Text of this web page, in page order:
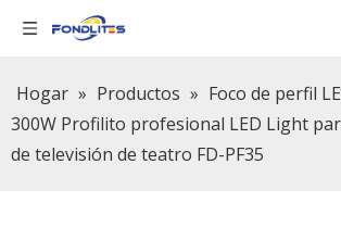
Hogar » Productos » Foco de perfil
300W Profilito profesional LED Light
de televisión de teatro FD-PF35